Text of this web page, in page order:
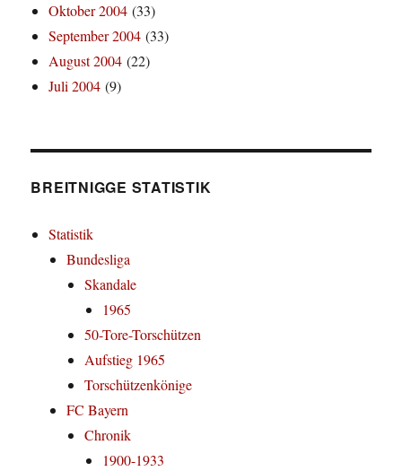
Oktober 2004 (33)
September 2004 (33)
August 2004 (22)
Juli 2004 (9)
BREITNIGGE STATISTIK
Statistik
Bundesliga
Skandale
1965
50-Tore-Torschützen
Aufstieg 1965
Torschützenkönige
FC Bayern
Chronik
1900-1933